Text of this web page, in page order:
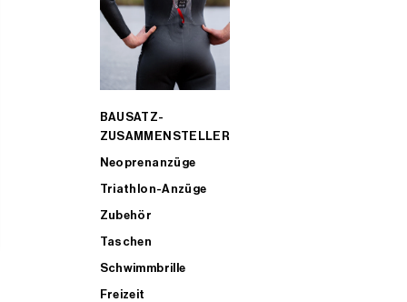
BAUSATZ-
ZUSAMMENSTELLER
Neoprenanzüge
Triathlon-Anzüge
Zubehör
Taschen
Schwimmbrille
Freizeit